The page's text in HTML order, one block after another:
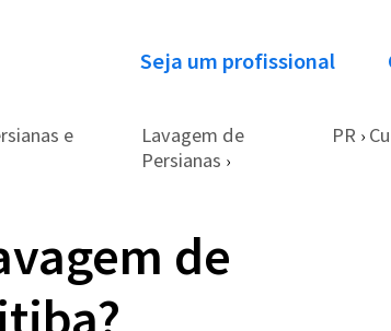
Seja um profissional
e
Lavagem de
Persianas ›
PR ›
de